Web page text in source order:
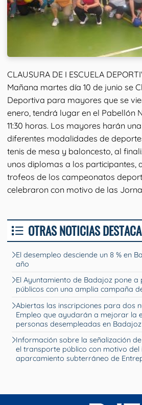
CLAUSURA DE I ESCUELA
Mañana martes día 10 de junio se
Deportiva para mayores que se
enero, tendrá lugar en el Pabellón
11:30 horas. Los mayores harán
diferentes modalidades de
tenis de mesa y baloncesto, al
unos diplomas a los participantes,
trofeos de los campeonatos
celebraron con motivo de las
OTRAS NOTICIAS
El desempleo desciende un 8 % en
año
El Ayuntamiento de Badajoz pone a
públicos con una amplia campaña
Abiertas las inscripciones para dos
Empleo que ayudarán a mejorar la
personas desempleadas en Badajoz
Información sobre la señalización
el transporte público con motivo del
aparcamiento subterráneo de